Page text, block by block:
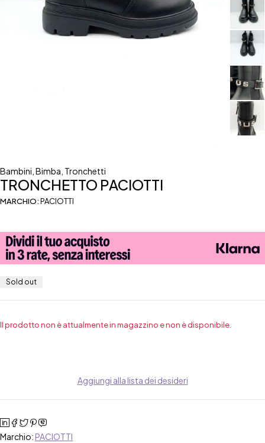
Bambini Bimba Tronchetti
TRONCHETTO PACIOTTI
MARCHIO:PACIOTTI
Sold out
Il prodotto non è attualmente in magazzino e non è disponibile.
Aggiungi alla lista dei desideri
Marchio: PACIOTTI